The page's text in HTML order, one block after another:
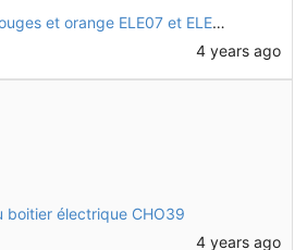
Ajout des luminaires rouges et orange ELE07 et ELE15
4 years ago
boitier électrique CHO39
4 years ago